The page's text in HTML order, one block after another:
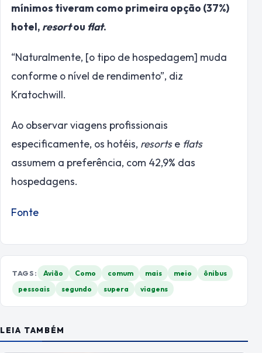
mínimos tiveram como primeira opção (37%)
hotel, resortou flat.
“Naturalmente, [o tipo de hospedagem] muda
conforme o nível de rendimento”, diz
Kratochwill.
Ao observar viagens profissionais
especificamente, os hotéis, resortse flats
assumem a preferência, com 42,9% das
hospedagens.
Fonte
TAGS: Avião Como comum mais meio
ônibus
pessoais
segundo supera viagens
LEIA TAMBÉM